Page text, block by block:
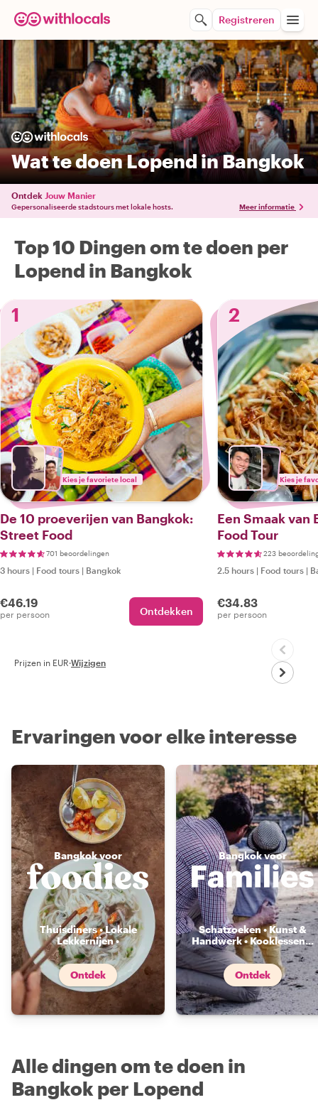
Registreren
Wat te doen Lopend in Bangkok
Ontdek Jouw Manier
Gepersonaliseerde stadstours met lokale hosts. Meer informatie
Top 10 Dingen om te doen per
Lopend in Bangkok
1
Kies je favoriete local
De 10 proeverijen van Bangkok:
Street Food
701 beoordelingen
3 hours | Food tours | Bangkok
€46.19
per persoon Ontdekken
2
Kies je
Een Smaak van
Food Tour
223
2.5 hours | Food tours |
€34.83
per persoon
Prijzen in EUR·Wijzigen
Ervaringen voor elke interesse
Bangkok voor
Thuisdiners • Lokale
Lekkernijen •
Voedselmarkten...
Ontdek
Bangkok voor
Schatzoeken • Kunst &
Handwerk • Kooklessen...
Ontdek
Alle dingen om te doen in
Bangkok per Lopend